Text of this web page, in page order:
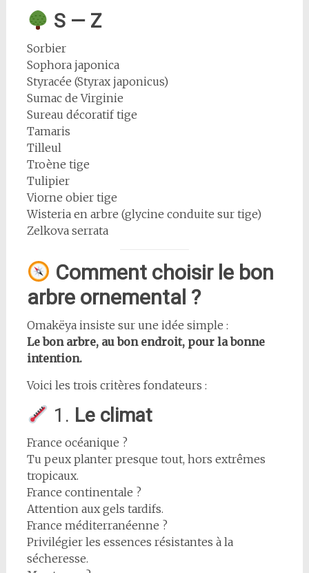
S — Z
Sorbier
Sophora japonica
Styracée (Styrax japonicus)
Sumac de Virginie
Sureau décoratif tige
Tamaris
Tilleul
Troène tige
Tulipier
Viorne obier tige
Wisteria en arbre (glycine conduite sur tige)
Zelkova serrata
Comment choisir le bon
arbre ornemental ?
Omakëya insiste sur une idée simple :
Le bon arbre, au bon endroit, pour la bonne
intention.
Voici les trois critères fondateurs :
1. Le climat
France océanique ?
Tu peux planter presque tout, hors extrêmes
tropicaux.
France continentale ?
Attention aux gels tardifs.
France méditerranéenne ?
Privilégier les essences résistantes à la
sécheresse.